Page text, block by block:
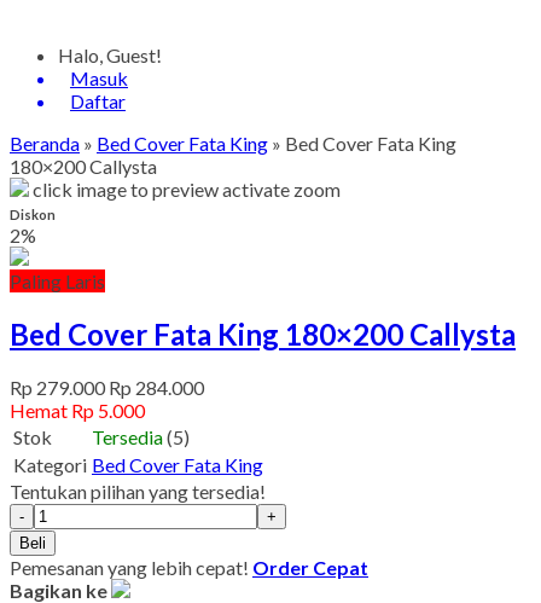
Halo, Guest!
Masuk
Daftar
Beranda » Bed Cover Fata King » Bed Cover Fata King
180×200 Callysta
click image to previewactivate zoom
Diskon
2%
Paling Laris
Bed Cover Fata King 180×200 Callysta
Rp 279.000 Rp 284.000
Hemat Rp 5.000
Stok
Tersedia(5)
Kategori Bed Cover Fata King
Tentukan pilihan yang tersedia!
-
+
Beli
Pemesanan yang lebih cepat! Order Cepat
Bagikan ke